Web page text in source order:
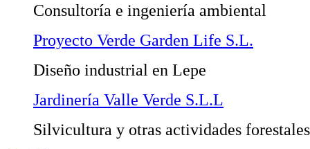
Consultoría e ingeniería ambiental
Proyecto Verde Garden Life S.L.
Diseño industrial en Lepe
Jardinería Valle Verde S.L.L
Silvicultura y otras actividades forestales